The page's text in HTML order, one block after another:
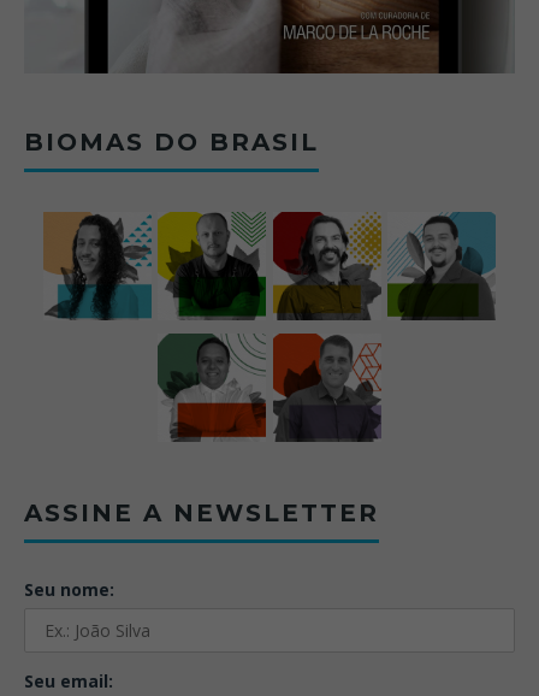
BIOMAS DO BRASIL
ASSINE A NEWSLETTER
Seu nome:
Seu email: